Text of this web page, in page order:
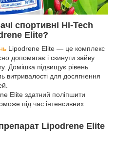
спортивні Hi-Tech
Elite?
Lipodrene Elite — це комплекс
допомагає і скинути зайву
Домішка підвищує рівень
витривалості для досягнення
Elite здатний поліпшити
під час інтенсивних
Lipodrene Elite